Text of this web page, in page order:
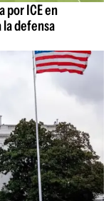
por ICE en
defensa